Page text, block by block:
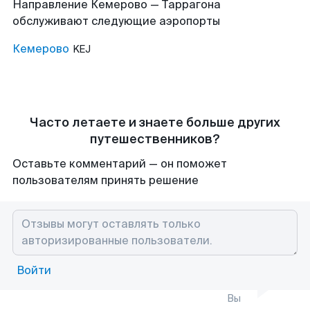
Направление Кемерово — Таррагона
обслуживают следующие аэропорты
Кемерово KEJ
Часто летаете и знаете больше других
путешественников?
Оставьте комментарий — он поможет
пользователям принять решение
Войти
Вы